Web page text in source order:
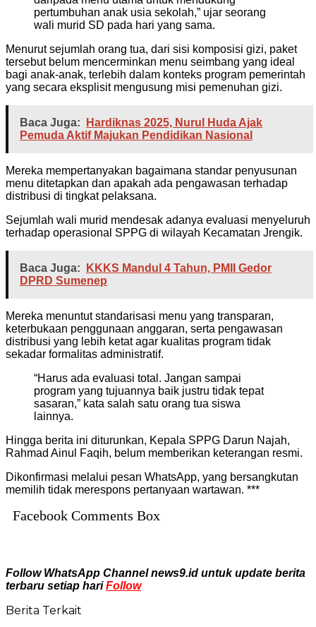
pertumbuhan anak usia sekolah,” ujar seorang
wali murid SD pada hari yang sama.
Menurut sejumlah orang tua, dari sisi komposisi gizi, paket
tersebut belum mencerminkan menu seimbang yang ideal
bagi anak-anak, terlebih dalam konteks program pemerintah
yang secara eksplisit mengusung misi pemenuhan gizi.
Baca Juga:
Hardiknas 2025, Nurul Huda Ajak
Pemuda Aktif Majukan Pendidikan Nasional
Mereka mempertanyakan bagaimana standar penyusunan
menu ditetapkan dan apakah ada pengawasan terhadap
distribusi di tingkat pelaksana.
Sejumlah wali murid mendesak adanya evaluasi menyeluruh
terhadap operasional SPPG di wilayah Kecamatan Jrengik.
Baca Juga:
KKKS Mandul 4 Tahun, PMII Gedor
DPRD Sumenep
Mereka menuntut standarisasi menu yang transparan,
keterbukaan penggunaan anggaran, serta pengawasan
distribusi yang lebih ketat agar kualitas program tidak
sekadar formalitas administratif.
“Harus ada evaluasi total. Jangan sampai
program yang tujuannya baik justru tidak tepat
sasaran,” kata salah satu orang tua siswa
lainnya.
Hingga berita ini diturunkan, Kepala SPPG Darun Najah,
Rahmad Ainul Faqih, belum memberikan keterangan resmi.
Dikonfirmasi melalui pesan WhatsApp, yang bersangkutan
memilih tidak merespons pertanyaan wartawan. ***
Facebook Comments Box
Follow WhatsApp Channel news9.id untuk update berita
terbaru setiap hariFollow
Berita Terkait